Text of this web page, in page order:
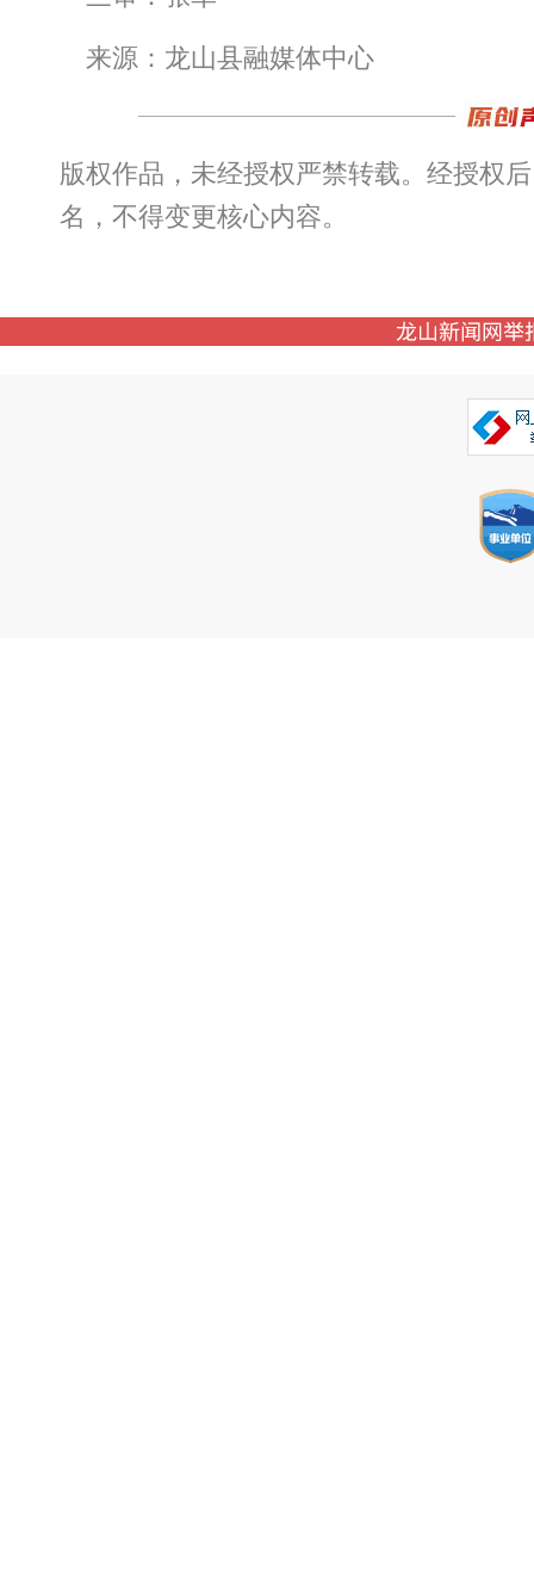
来源：龙山县融媒体中心
版权作品，未经授权严禁转载。经授权
名，不得变更核心内容。